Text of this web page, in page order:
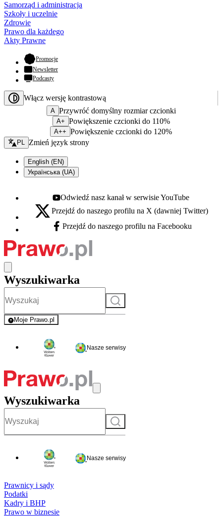
Samorząd i administracja
Szkoły i uczelnie
Zdrowie
Prawo dla każdego
Akty Prawne
Promocje- otwiera się w nowej karcie
Newsletter
Podcasty
Włącz wersję kontrastową
A Przywróć domyślny rozmiar czcionki
A+ Powiększenie czcionki do 110%
A++ Powiększenie czcionki do 120%
Zmień język - bieżący:
PL Zmień język strony
English (EN)
Українська (UA)
Youtube - otwiera się w nowej karcie
Odwiedź nasz kanał w serwisie YouTube
X - otwiera się w nowej karcie
Przejdź do naszego profilu na X (dawniej Twitter)
Facebook - otwiera się w nowej karcie
Przejdź do naszego profilu na Facebooku
Wyszukiwarka
Szukaj
Moje Prawo.pl
- rejestracja i logowanie do serwisu
Nasze serwisy
Wyszukiwarka
Szukaj
Nasze serwisy
Prawnicy i sądy
Podatki
Kadry i BHP
Prawo w biznesie